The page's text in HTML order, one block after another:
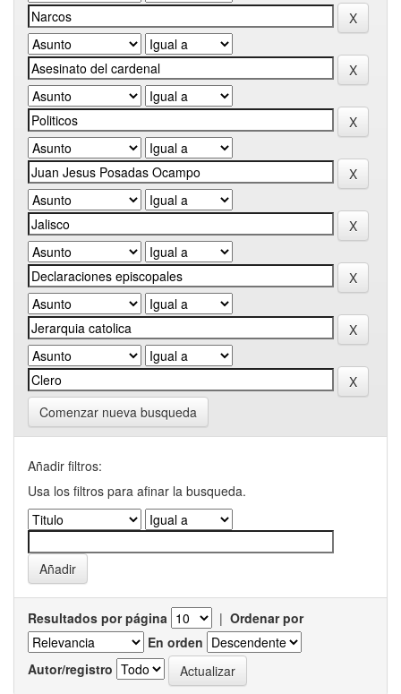
Comenzar nueva busqueda
Añadir filtros:
Usa los filtros para afinar la busqueda.
Resultados por página | Ordenar por
En orden
Autor/registro